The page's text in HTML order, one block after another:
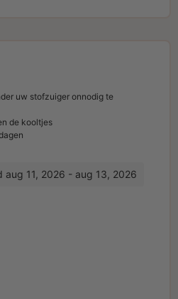
uw stofzuiger onnodig te
de kooltjes
aug 11, 2026 - aug 13, 2026